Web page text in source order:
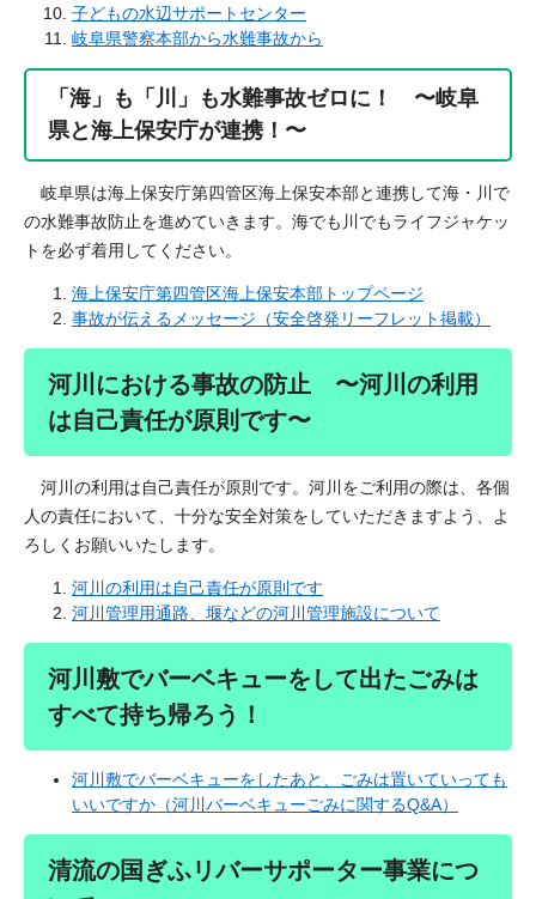
子どもの水辺サポートセンター
岐阜県警察本部から水難事故から
「海」も「川」も水難事故ゼロに！ 〜​岐阜
県と海上保安庁が連携！〜​
岐阜県は海上保安庁第四管区海上保安本部と連携して海・川で
の水難事故防止を進めていきます。海でも川でもライフジャケッ
トを必ず着用してください。
海上保安庁第四管区海上保安本部トップページ
事故が伝えるメッセージ（安全啓発リーフレット掲載）
河川における事故の防止 〜河川の利用
は自己責任が原則です〜
河川の利用は自己責任が原則です。河川をご利用の際は、各個
人の責任において、十分な安全対策をしていただきますよう、よ
ろしくお願いいたします。
河川の利用は自己責任が原則です
河川管理用通路、堰などの河川管理施設について
河川敷でバーベキューをして出たごみは
すべて持ち帰ろう！
河川敷でバーベキューをしたあと、ごみは置いていっても
いいですか（河川バーベキューごみに関するQ&A）
清流の国ぎふリバーサポーター事業につ